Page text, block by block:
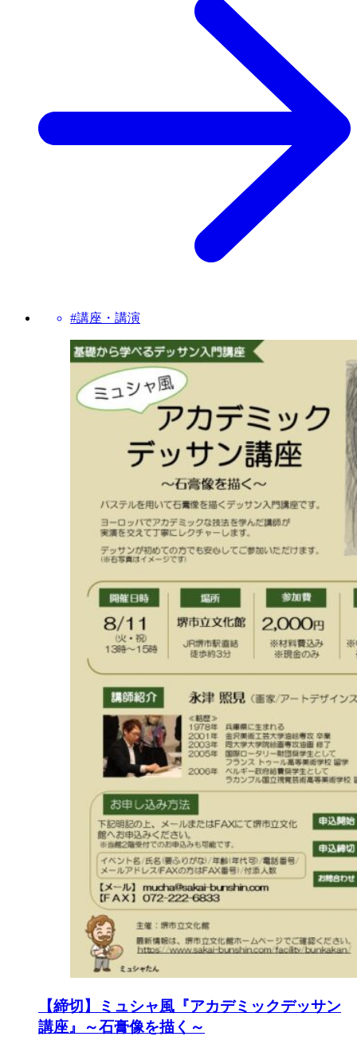
#講座・講演
【締切】ミュシャ風『アカデミックデッサン
講座』～石膏像を描く～